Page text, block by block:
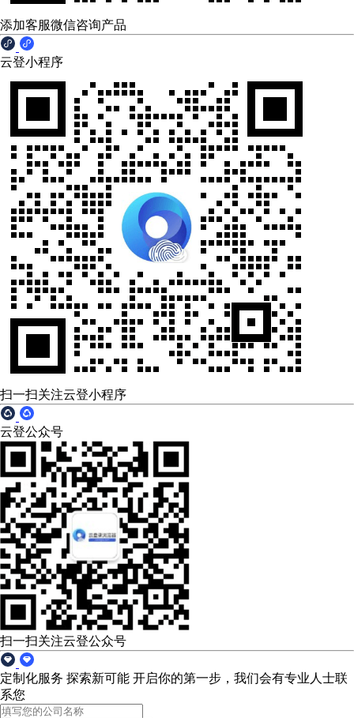
添加客服微信咨询产品
云登小程序
扫一扫关注云登小程序
云登公众号
扫一扫关注云登公众号
定制化服务 探索新可能 开启你的第一步，我们会有专业人士联
系您